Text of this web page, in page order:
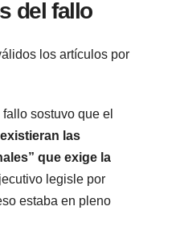
del fallo
los artículos por
sostuvo que el
las
que exige la
legisle por
estaba en pleno